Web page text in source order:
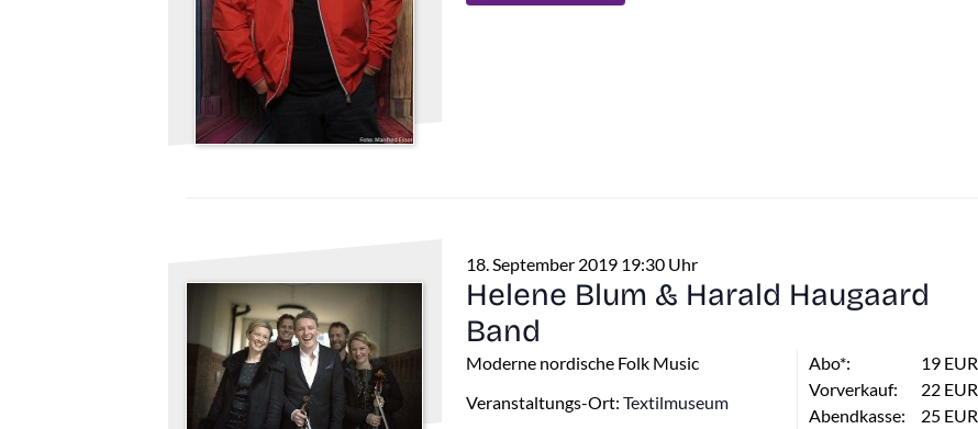
18. September 2019 19:30 Uhr
Helene Blum & Harald Haugaard
Band
Moderne nordische Folk Music
Veranstaltungs-Ort:Textilmuseum
Abo*:
19 EUR
Vorverkauf:
22 EUR
Abendkasse:
25 EUR